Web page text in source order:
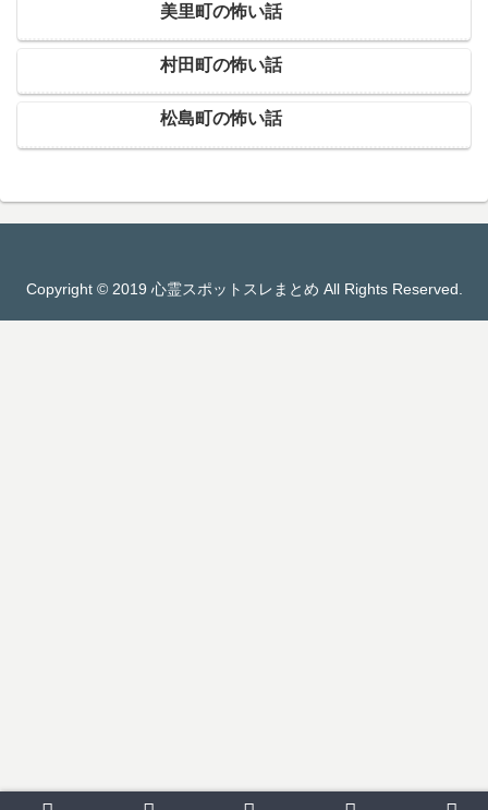
美里町の怖い話
村田町の怖い話
松島町の怖い話
Copyright © 2019 心霊スポットスレまとめ All Rights Reserved.